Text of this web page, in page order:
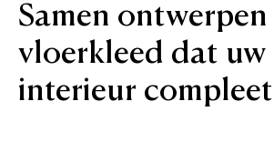
Samen ontwerpen
vloerkleed dat uw
interieur compleet